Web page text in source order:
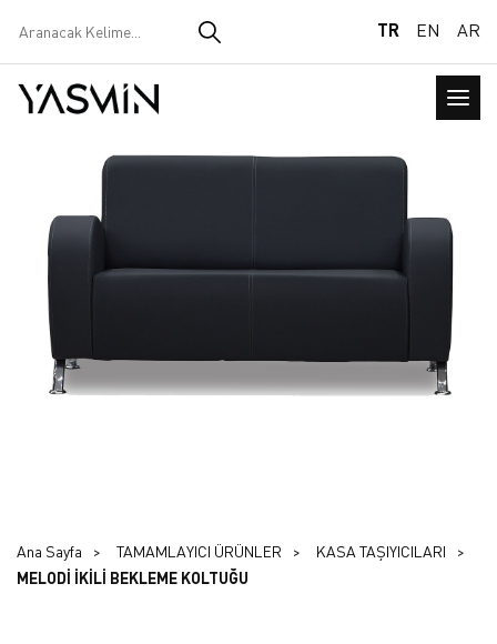
TR EN AR
Ana Sayfa TAMAMLAYICI ÜRÜNLER
KASA TAŞIYICILARI
MELODİ İKİLİ BEKLEME KOLTUĞU